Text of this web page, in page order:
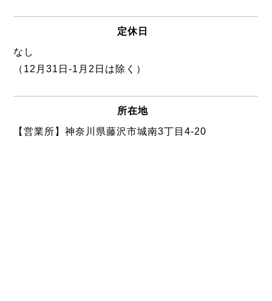
定休日
なし
（12月31日-1月2日は除く）
所在地
【営業所】神奈川県藤沢市城南3丁目4-20